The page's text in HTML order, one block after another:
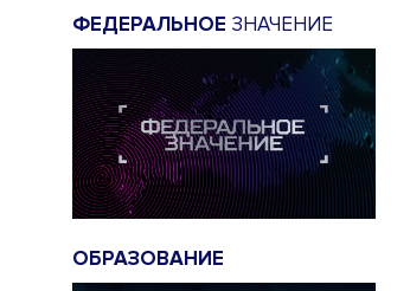
ФЕДЕРАЛЬНОЕ ЗНАЧЕНИЕ
ОБРАЗОВАНИЕ